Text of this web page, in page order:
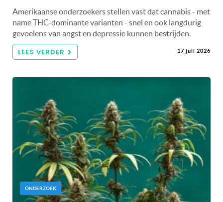
Amerikaanse onderzoekers stellen vast dat cannabis - met
name THC-dominante varianten - snel en ook langdurig
gevoelens van angst en depressie kunnen bestrijden.
LEES VERDER 17 juli 2026
ONDERZOEK